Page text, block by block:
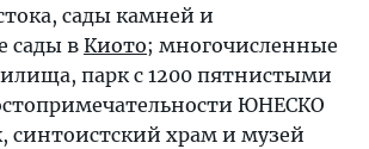
сады камней и
сады в Киото; многочисленные
парк с 1200 пятнистыми
ЮНЕСКО
синтоистский храм и музей